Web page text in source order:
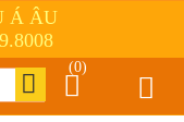
Á ÂU
(0)